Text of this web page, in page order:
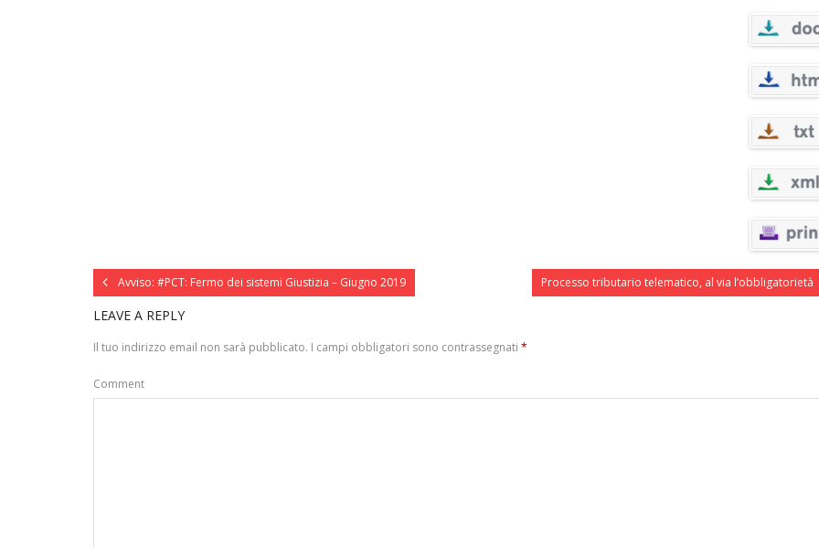
Avviso: #PCT: Fermo dei sistemi Giustizia – Giugno 2019 Processo tributario telematico, al via l’obbligatorietà
LEAVE A REPLY
Il tuo indirizzo email non sarà pubblicato. I campi obbligatori sono contrassegnati *
Comment